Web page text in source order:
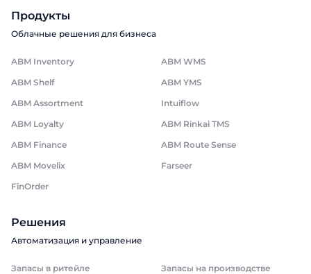
Продукты
Облачные решения для бизнеса
ABM Inventory
ABM WMS
ABM Shelf
ABM YMS
ABM Assortment
Intuiflow
ABM Loyalty
ABM Rinkai TMS
ABM Finance
ABM Route Sense
ABM Movelix
Farseer
FinOrder
Решения
Автоматизация и управление
Запасы в ритейле
Запасы на производстве